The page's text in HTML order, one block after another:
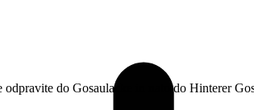
do Gosaulacke in nato do Hinterer